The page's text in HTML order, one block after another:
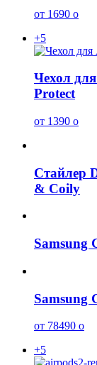
от 1690 o
+5
Чехол
Protect
от 1390 o
Стайлер
& Coily
Samsung
Samsung
от 78490 o
+5